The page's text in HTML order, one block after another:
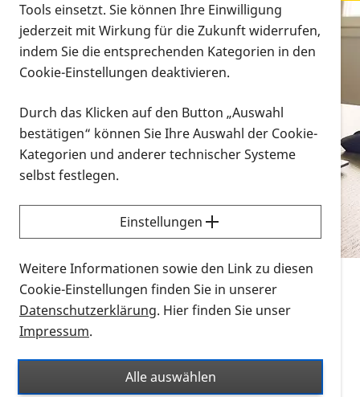
Infomaterial
Infomaterial
Vorlesen
Alle Infomaterialien in verschiedenen
Formaten an einem Ort
Sie möchten wissen, wie Sie nach Infonmaterial
suchen und dieses bestellen bzw. herunterladen
können? Schauen Sie sich dieErklärvideos zum
Thema Infomaterial auf der PRO RETINA-Website
für blinde und sehbehinderte Menschen an.
Auf dieser Seite finden Sie sämtliches Infomaterial
Ort. Nutzen Sie den Formatfilter, um ausschließlich
nach Flyern und Broschüren, Audios oder Videos zu
Tools einsetzt. Sie können Ihre Einwilligung
jederzeit mit Wirkung für die Zukunft widerrufen,
indem Sie die entsprechenden Kategorien in den
Cookie-Einstellungen deaktivieren.
Durch das Klicken auf den Button „Auswahl
bestätigen“ können Sie Ihre Auswahl der Cookie-
Kategorien und anderer technischer Systeme
selbst festlegen.
Einstellungen
Weitere Informationen sowie den Link zu diesen
Cookie-Einstellungen finden Sie in unserer
Datenschutzerklärung. Hier finden Sie unser
Impressum.
Alle auswählen